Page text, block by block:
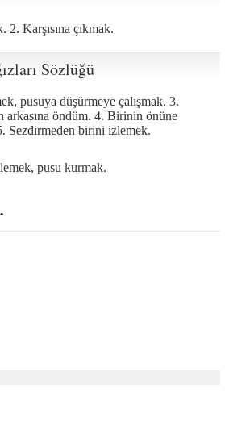
Karşısına çıkmak.
Sözlüğü
pusuya düşürmeye çalışmak. 3.
arkasına öndüm. 4. Birinin önüne
Sezdirmeden birini izlemek.
pusu kurmak.